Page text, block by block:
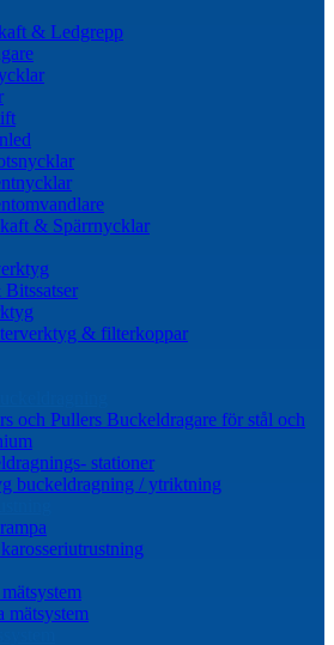
& Ledgrepp
& Spärrnycklar
& filterkoppar
och Pullers Buckeldragare för stål och
stationer
buckeldragning / ytriktning
mätsystem